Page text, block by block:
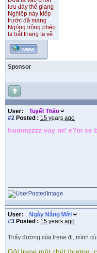
lưu đày thế giang
Nghiệp này kiếp
trước đã mang
Ngóng trông phép
lạ bắt thang ta về
WWW
Sponsor
User:
Tuyết Thảo
#2 Posted : 15 years ago
hummzzzz vay mi' e?m se
User:
Ngày Nắng Mới
#3 Posted : 15 years ago
Thấy đường của Irene đi, mình